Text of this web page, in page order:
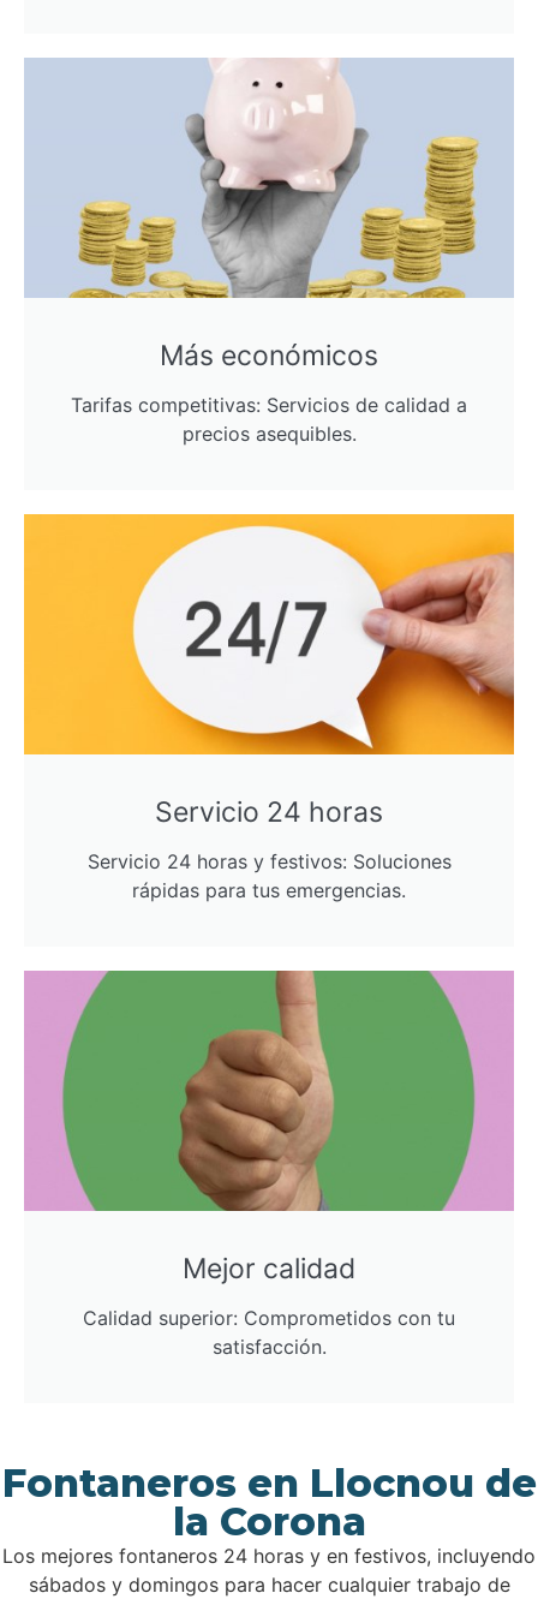
Más económicos
Tarifas competitivas: Servicios de calidad a
precios asequibles.
Servicio 24 horas
Servicio 24 horas y festivos: Soluciones
rápidas para tus emergencias.
Mejor calidad
Calidad superior: Comprometidos con tu
satisfacción.
Fontaneros en Llocnou de
la Corona
Los mejores fontaneros 24 horas y en festivos, incluyendo
sábados y domingos para hacer cualquier trabajo de